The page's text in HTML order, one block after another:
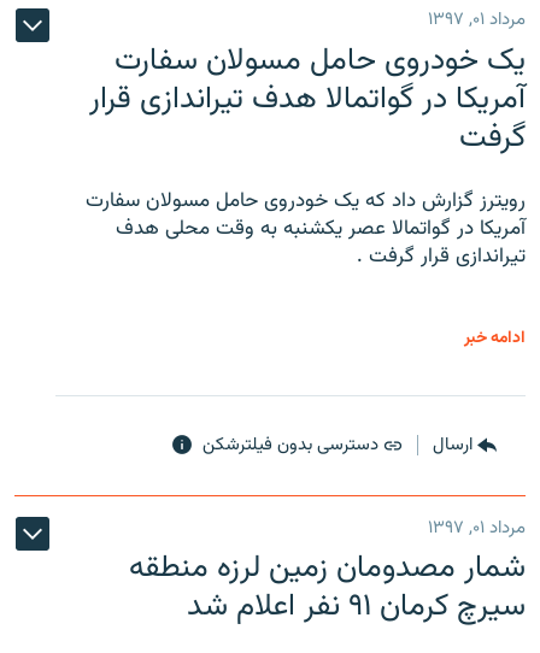
مرداد ۰۱, ۱۳۹۷
یک خودروی حامل مسولان سفارت
آمریکا در گواتمالا هدف تیراندازی قرار
گرفت
رویترز گزارش داد که یک خودروی حامل مسولان سفارت
آمریکا در گواتمالا عصر یکشنبه به وقت محلی هدف
تیراندازی قرار گرفت .
ادامه خبر
ارسال دسترسی بدون فیلترشکن
مرداد ۰۱, ۱۳۹۷
شمار مصدومان زمین لرزه منطقه
سیرچ کرمان ۹۱ نفر اعلام شد